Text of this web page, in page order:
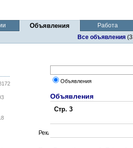
Объявления
Работа
Все объявления
Объявления
Объявления
Стр. 3